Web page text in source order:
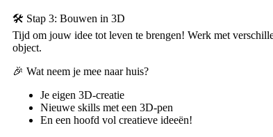
🛠️ Stap 3: Bouwen in 3D
Tijd om jouw idee tot leven te brengen! Werk met
object.
🎉 Wat neem je mee naar huis?
Je eigen 3D-creatie
Nieuwe skills met een 3D-pen
En een hoofd vol creatieve ideeën!